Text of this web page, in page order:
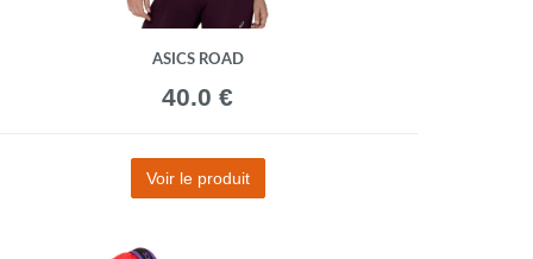
ASICS ROAD
40.0 €
Voir le produit